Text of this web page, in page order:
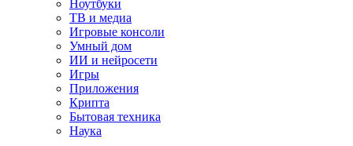
Ноутбуки
ТВ и медиа
Игровые консоли
Умный дом
ИИ и нейросети
Игры
Приложения
Крипта
Бытовая техника
Наука